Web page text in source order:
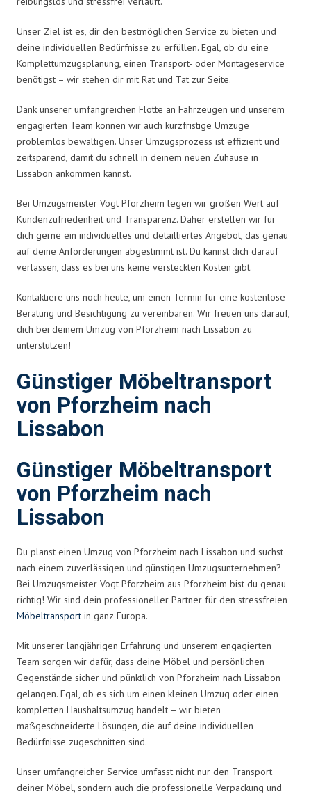
Unser Ziel ist es, dir den bestmöglichen Service zu bieten und
deine individuellen Bedürfnisse zu erfüllen. Egal, ob du eine
Komplettumzugsplanung, einen Transport- oder Montageservice
benötigst – wir stehen dir mit Rat und Tat zur Seite.
Dank unserer umfangreichen Flotte an Fahrzeugen und unserem
engagierten Team können wir auch kurzfristige Umzüge
problemlos bewältigen. Unser Umzugsprozess ist effizient und
zeitsparend, damit du schnell in deinem neuen Zuhause in
Lissabon ankommen kannst.
Bei Umzugsmeister Vogt Pforzheim legen wir großen Wert auf
Kundenzufriedenheit und Transparenz. Daher erstellen wir für
dich gerne ein individuelles und detailliertes Angebot, das genau
auf deine Anforderungen abgestimmt ist. Du kannst dich darauf
verlassen, dass es bei uns keine versteckten Kosten gibt.
Kontaktiere uns noch heute, um einen Termin für eine kostenlose
Beratung und Besichtigung zu vereinbaren. Wir freuen uns darauf,
dich bei deinem Umzug von Pforzheim nach Lissabon zu
unterstützen!
Günstiger Möbeltransport
von Pforzheim nach
Lissabon
Günstiger Möbeltransport
von Pforzheim nach
Lissabon
Du planst einen Umzug von Pforzheim nach Lissabon und suchst
nach einem zuverlässigen und günstigen Umzugsunternehmen?
Bei Umzugsmeister Vogt Pforzheim aus Pforzheim bist du genau
richtig! Wir sind dein professioneller Partner für den stressfreien
Möbeltransport in ganz Europa.
Mit unserer langjährigen Erfahrung und unserem engagierten
Team sorgen wir dafür, dass deine Möbel und persönlichen
Gegenstände sicher und pünktlich von Pforzheim nach Lissabon
gelangen. Egal, ob es sich um einen kleinen Umzug oder einen
kompletten Haushaltsumzug handelt – wir bieten
maßgeschneiderte Lösungen, die auf deine individuellen
Bedürfnisse zugeschnitten sind.
Unser umfangreicher Service umfasst nicht nur den Transport
deiner Möbel, sondern auch die professionelle Verpackung und